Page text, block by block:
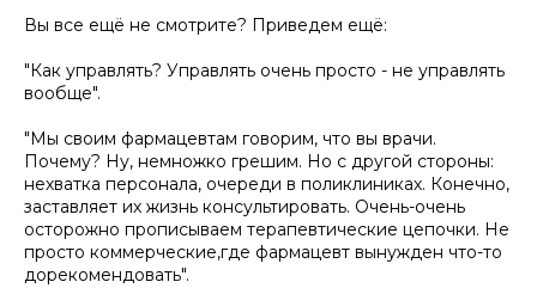
Вы все ещё не смотрите? Приведем ещё:
"Как управлять? Управлять очень просто - не управлять
вообще".
"Мы своим фармацевтам говорим, что вы врачи.
Почему? Ну, немножко грешим. Но с другой стороны:
нехватка персонала, очереди в поликлиниках. Конечно,
заставляет их жизнь консультировать. Очень-очень
осторожно прописываем терапевтические цепочки. Не
просто коммерческие,где фармацевт вынужден что-то
дорекомендовать".